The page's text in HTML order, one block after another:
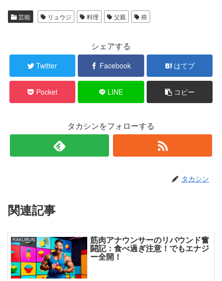
芸能 リュウジ 料理 父親 癌
シェアする
Twitter Facebook はてブ
Pocket LINE コピー
タカシンをフォローする
タカシン
関連記事
RAKUBUN 筋肉アナウンサーのリバウンド奮
闘記：食べ過ぎ注意！でもエナジ
ー全開！